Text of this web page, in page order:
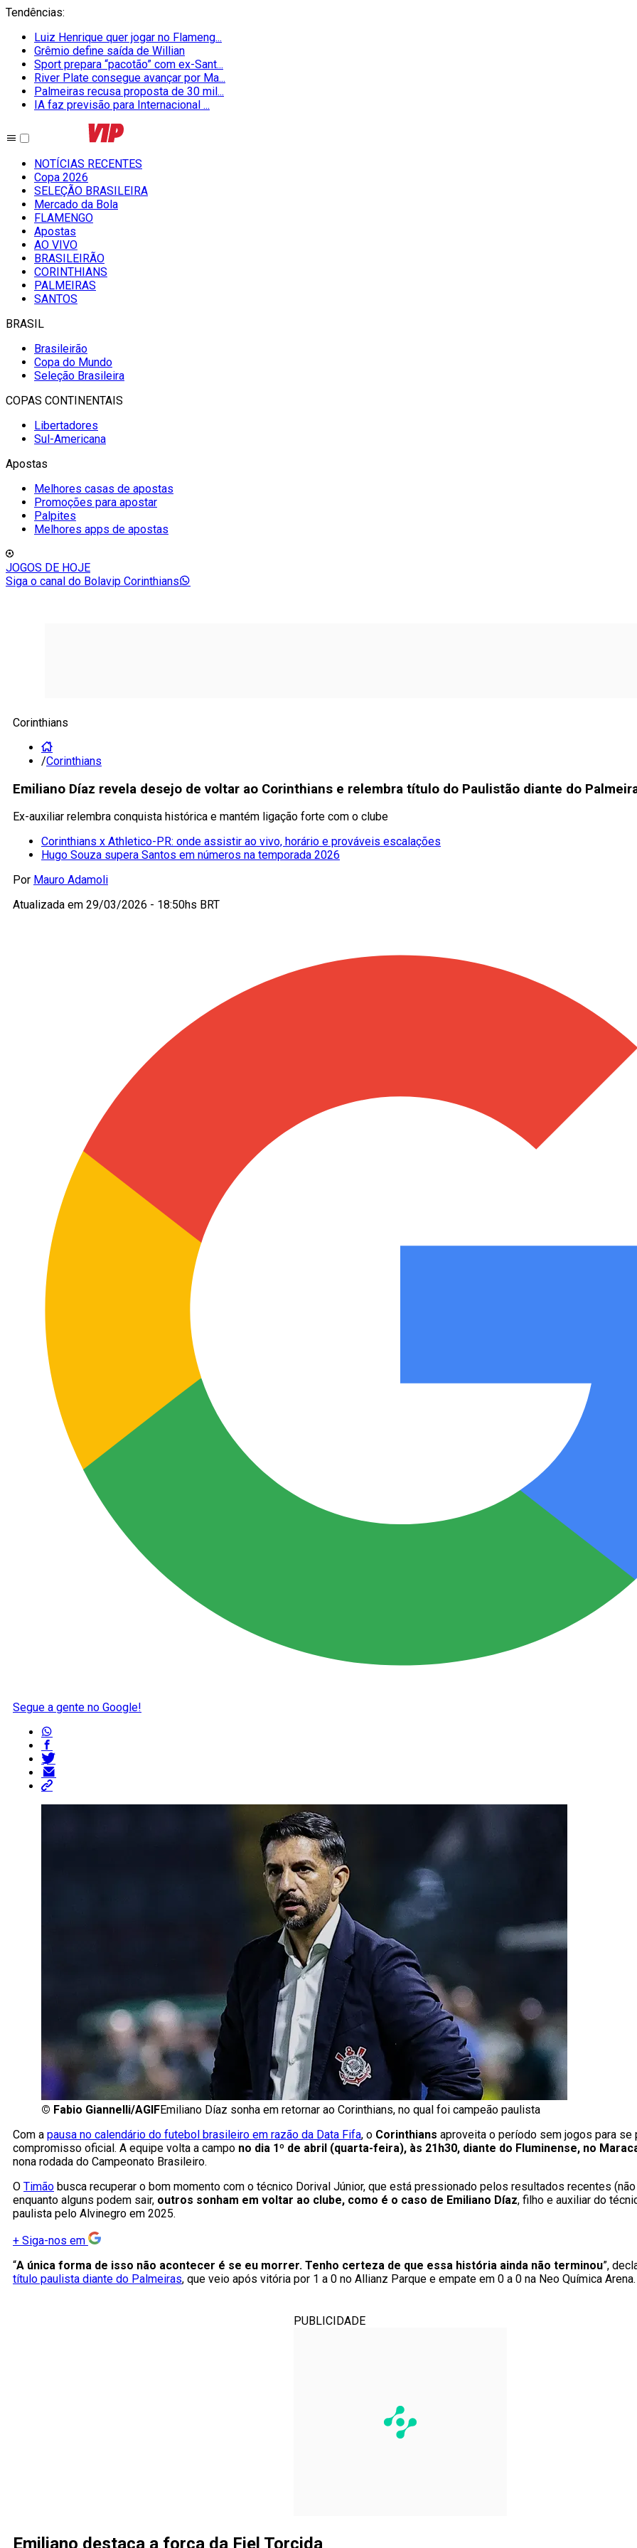
Tendências:
Luiz Henrique quer jogar no Flameng...
Grêmio define saída de Willian
Sport prepara “pacotão” com ex-Sant...
River Plate consegue avançar por Ma...
Palmeiras recusa proposta de 30 mil...
IA faz previsão para Internacional ...
NOTÍCIAS RECENTES
Copa 2026
SELEÇÃO BRASILEIRA
Mercado da Bola
FLAMENGO
Apostas
AO VIVO
BRASILEIRÃO
CORINTHIANS
PALMEIRAS
SANTOS
BRASIL
Brasileirão
Copa do Mundo
Seleção Brasileira
COPAS CONTINENTAIS
Libertadores
Sul-Americana
Apostas
Melhores casas de apostas
Promoções para apostar
Palpites
Melhores apps de apostas
JOGOS DE HOJE
Siga o canal do Bolavip Corinthians
Corinthians
/Corinthians
Emiliano Díaz revela desejo de voltar ao Corinthians e relembra título do Paulistão diante do
Ex-auxiliar relembra conquista histórica e mantém ligação forte com o clube
Corinthians x Athletico-PR: onde assistir ao vivo, horário e prováveis escalações
Hugo Souza supera Santos em números na temporada 2026
Por Mauro Adamoli
Atualizada em 29/03/2026 - 18:50hs BRT
Segue a gente no Google!
© Fabio Giannelli/AGIFEmiliano Díaz sonha em retornar ao Corinthians, no qual foi campeão paulista
Com a pausa no calendário do futebol brasileiro em razão da Data Fifa, o Corinthians aproveita o período sem jogos para se
compromisso oficial. A equipe volta a campo no dia 1º de abril (quarta-feira), às 21h30, diante do Fluminense, no
nona rodada do Campeonato Brasileiro.
O Timão busca recuperar o bom momento com o técnico Dorival Júnior, que está pressionado pelos resultados recentes
enquanto alguns podem sair, outros sonham em voltar ao clube, como é o caso de Emiliano Díaz, filho e auxiliar do
paulista pelo Alvinegro em 2025.
+ Siga-nos em
“A única forma de isso não acontecer é se eu morrer. Tenho certeza de que essa história ainda não terminou”,
título paulista diante do Palmeiras, que veio após vitória por 1 a 0 no Allianz Parque e empate em 0 a 0 na Neo Química Arena.
PUBLICIDADE